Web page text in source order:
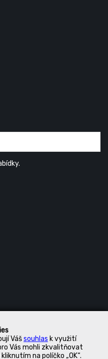
Vášsouhlas k využití
Vás mohli zkvalitňovat
na políčko „OK“.